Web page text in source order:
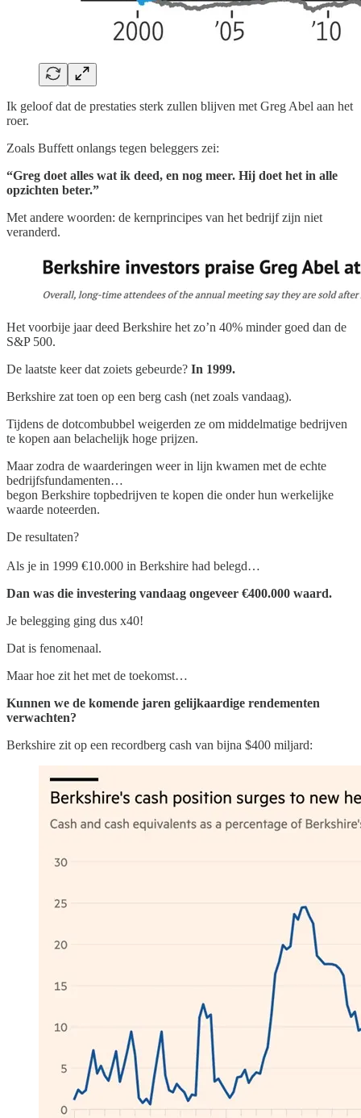
Ik geloof dat de prestaties sterk zullen blijven met Greg Abel aan het
roer.
Zoals Buffett onlangs tegen beleggers zei:
“Greg doet alles wat ik deed, en nog meer. Hij doet het in alle
opzichten beter.”
Met andere woorden: de kernprincipes van het bedrijf zijn niet
veranderd.
Het voorbije jaar deed Berkshire het zo’n 40% minder goed dan de
S&P 500.
De laatste keer dat zoiets gebeurde? In 1999.
Berkshire zat toen op een berg cash (net zoals vandaag).
Tijdens de dotcombubbel weigerden ze om middelmatige bedrijven
te kopen aan belachelijk hoge prijzen.
Maar zodra de waarderingen weer in lijn kwamen met de echte
bedrijfsfundamenten…
begon Berkshire topbedrijven te kopen die onder hun werkelijke
waarde noteerden.
De resultaten?
Als je in 1999 €10.000 in Berkshire had belegd…
Dan was die investering vandaag ongeveer €400.000 waard.
Je belegging ging dus x40!
Dat is fenomenaal.
Maar hoe zit het met de toekomst…
Kunnen we de komende jaren gelijkaardige rendementen
verwachten?
Berkshire zit op een recordberg cash van bijna $400 miljard: